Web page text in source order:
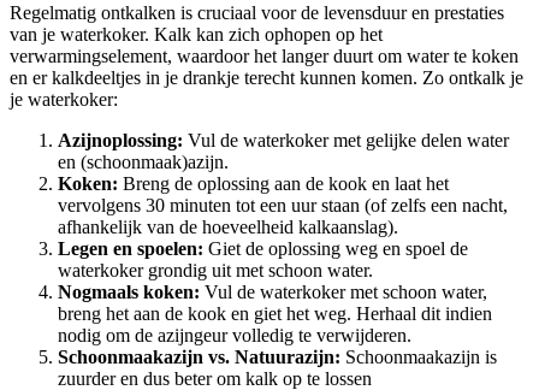
Regelmatig ontkalken is cruciaal voor de levensduur en prestaties
van je waterkoker. Kalk kan zich ophopen op het
verwarmingselement, waardoor het langer duurt om water te koken
en er kalkdeeltjes in je drankje terecht kunnen komen. Zo ontkalk je
je waterkoker:
Azijnoplossing: Vul de waterkoker met gelijke delen water
en (schoonmaak)azijn.
Koken: Breng de oplossing aan de kook en laat het
vervolgens 30 minuten tot een uur staan (of zelfs een nacht,
afhankelijk van de hoeveelheid kalkaanslag).
Legen en spoelen: Giet de oplossing weg en spoel de
waterkoker grondig uit met schoon water.
Nogmaals koken: Vul de waterkoker met schoon water,
breng het aan de kook en giet het weg. Herhaal dit indien
nodig om de azijngeur volledig te verwijderen.
Schoonmaakazijn vs. Natuurazijn: Schoonmaakazijn is
zuurder en dus beter om kalk op te lossen